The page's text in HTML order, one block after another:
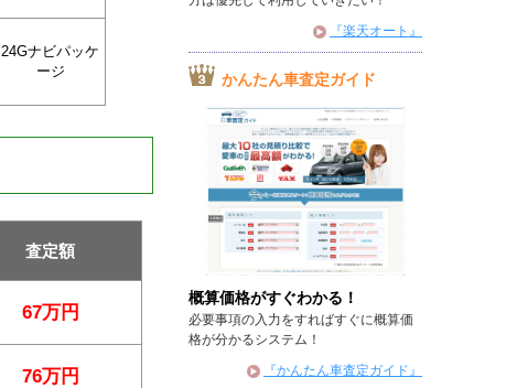
24Gナビパッケ
ージ
査定額
67万円
76万円
『楽天オート』
かんたん車査定ガイド
概算価格がすぐわかる！
必要事項の入力をすればすぐに概算価
格が分かるシステム！
『かんたん車査定ガイド』